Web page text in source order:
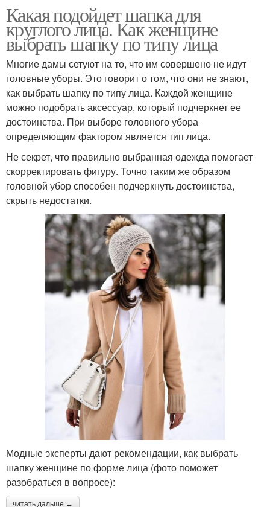
Какая подойдет шапка для
круглого лица. Как женщине
выбрать шапку по типу лица
Многие дамы сетуют на то, что им совершено не идут
головные уборы. Это говорит о том, что они не знают,
как выбрать шапку по типу лица. Каждой женщине
можно подобрать аксессуар, который подчеркнет ее
достоинства. При выборе головного убора
определяющим фактором является тип лица.
Не секрет, что правильно выбранная одежда помогает
скорректировать фигуру. Точно таким же образом
головной убор способен подчеркнуть достоинства,
скрыть недостатки.
Модные эксперты дают рекомендации, как выбрать
шапку женщине по форме лица (фото поможет
разобраться в вопросе):
читать дальше →